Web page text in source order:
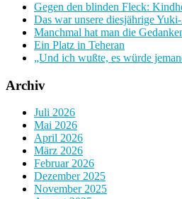
Gegen den blinden Fleck:
Das war unsere diesjährige
Manchmal hat man die
Ein Platz in Teheran
„Und ich wußte, es würde
Archiv
Juli 2026
Mai 2026
April 2026
März 2026
Februar 2026
Dezember 2025
November 2025